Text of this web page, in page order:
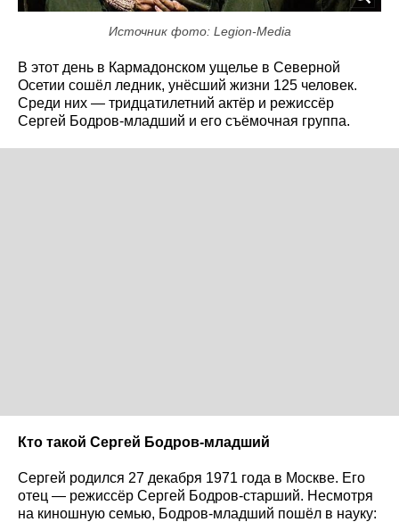
Источник фото: Legion-Media
В этот день в Кармадонском ущелье в Северной
Осетии сошёл ледник, унёсший жизни 125 человек.
Среди них — тридцатилетний актёр и режиссёр
Сергей Бодров-младший и его съёмочная группа.
Кто такой Сергей Бодров-младший
Сергей родился 27 декабря 1971 года в Москве. Его
отец — режиссёр Сергей Бодров-старший. Несмотря
на киношную семью, Бодров-младший пошёл в науку: